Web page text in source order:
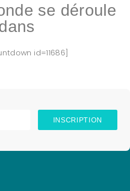
se déroule
id=11686]
INSCRIPTION